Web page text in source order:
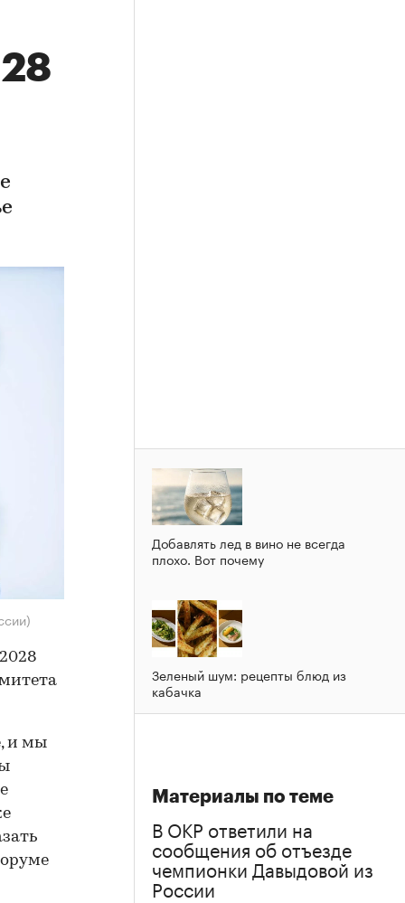
и мы
Добавлять лед в вино не всегда
плохо. Вот почему
Зеленый шум: рецепты блюд из
кабачка
Материалы по теме
В ОКР ответили на
сообщения об отъезде
чемпионки Давыдовой из
России